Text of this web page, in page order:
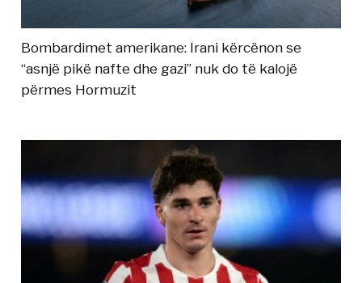
Bombardimet amerikane: Irani kërcënon se
“asnjë pikë nafte dhe gazi” nuk do të kalojë
përmes Hormuzit